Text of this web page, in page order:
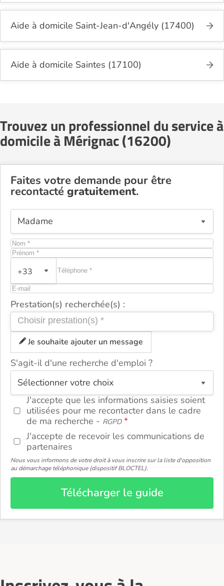
Aide à domicile Saint-Jean-d'Angély (17400)
Aide à domicile Saintes (17100)
Trouvez un professionnel du service à
domicile à Mérignac (16200)
Faites votre demande pour être
recontacté gratuitement.
+33
Prestation(s) recherchée(s) :
Je souhaite ajouter un message
S'agit-il d'une recherche d'emploi ?
J'accepte que les informations saisies soient
utilisées pour me recontacter dans le cadre
de ma recherche - RGPD
J'accepte de recevoir les communications de
partenaires
Nous vous informons de votre droit à vous inscrire sur la liste d'opposition
au démarchage téléphonique (dispositif BLOCTEL).
Télécharger le guide
ou